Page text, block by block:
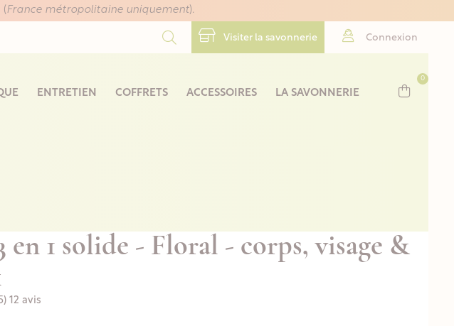
(France métropolitaine uniquement).
Visiter la savonnerie Connexion
ENTRETIEN COFFRETS ACCESSOIRES LA SAVONNERIE
0
en 1 solide - Floral - corps, visage &
12 avis